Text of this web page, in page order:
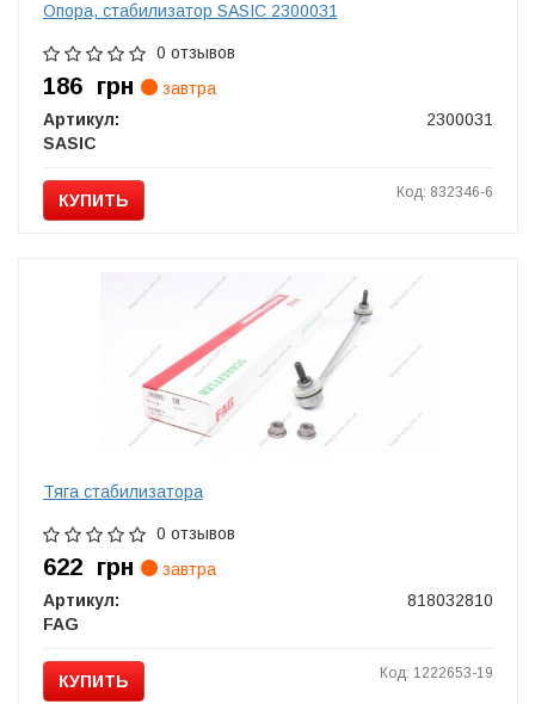
Опора, стабилизатор SASIC 2300031
0 отзывов
186 грн
завтра
Артикул:
2300031
SASIC
КУПИТЬ Код: 832346-6
Тяга стабилизатора
0 отзывов
622 грн
завтра
Артикул:
818032810
FAG
КУПИТЬ Код: 1222653-19